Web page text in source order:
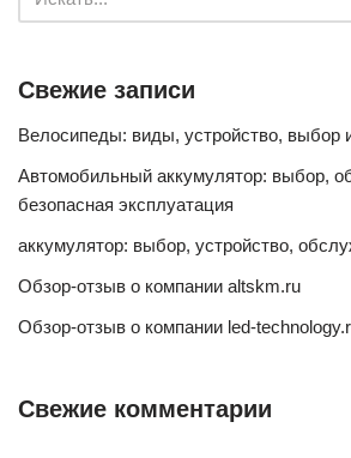
Свежие записи
Велосипеды: виды, устройство, выбор
Автомобильный аккумулятор: выбор,
безопасная эксплуатация
аккумулятор: выбор, устройство,
Обзор-отзыв о компании altskm.ru
Обзор-отзыв о компании led-
Свежие комментарии